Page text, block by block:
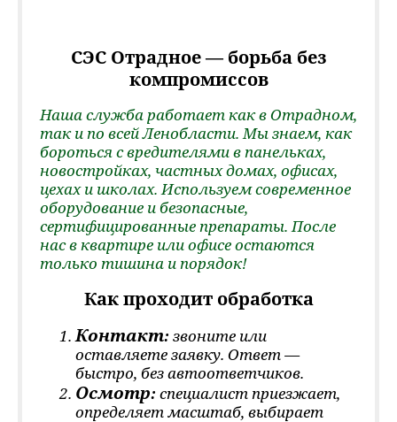
СЭС Отрадное — борьба без
компромиссов
Наша служба работает как в Отрадном,
так и по всей Ленобласти. Мы знаем, как
бороться с вредителями в панельках,
новостройках, частных домах, офисах,
цехах и школах. Используем современное
оборудование и безопасные,
сертифицированные препараты. После
нас в квартире или офисе остаются
только тишина и порядок!
Как проходит обработка
Контакт: звоните или
оставляете заявку. Ответ —
быстро, без автоответчиков.
Осмотр: специалист приезжает,
определяет масштаб, выбирает